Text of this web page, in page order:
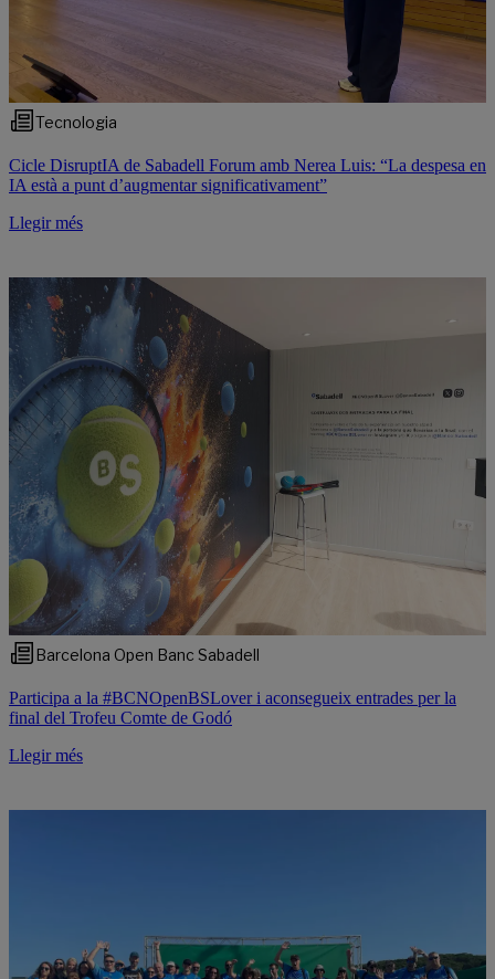
Tecnologia
Cicle DisruptIA de Sabadell Forum amb Nerea Luis: “La despesa en
IA està a punt d’augmentar significativament”
Llegir més
Barcelona Open Banc Sabadell
Participa a la #BCNOpenBSLover i aconsegueix entrades per la
final del Trofeu Comte de Godó
Llegir més